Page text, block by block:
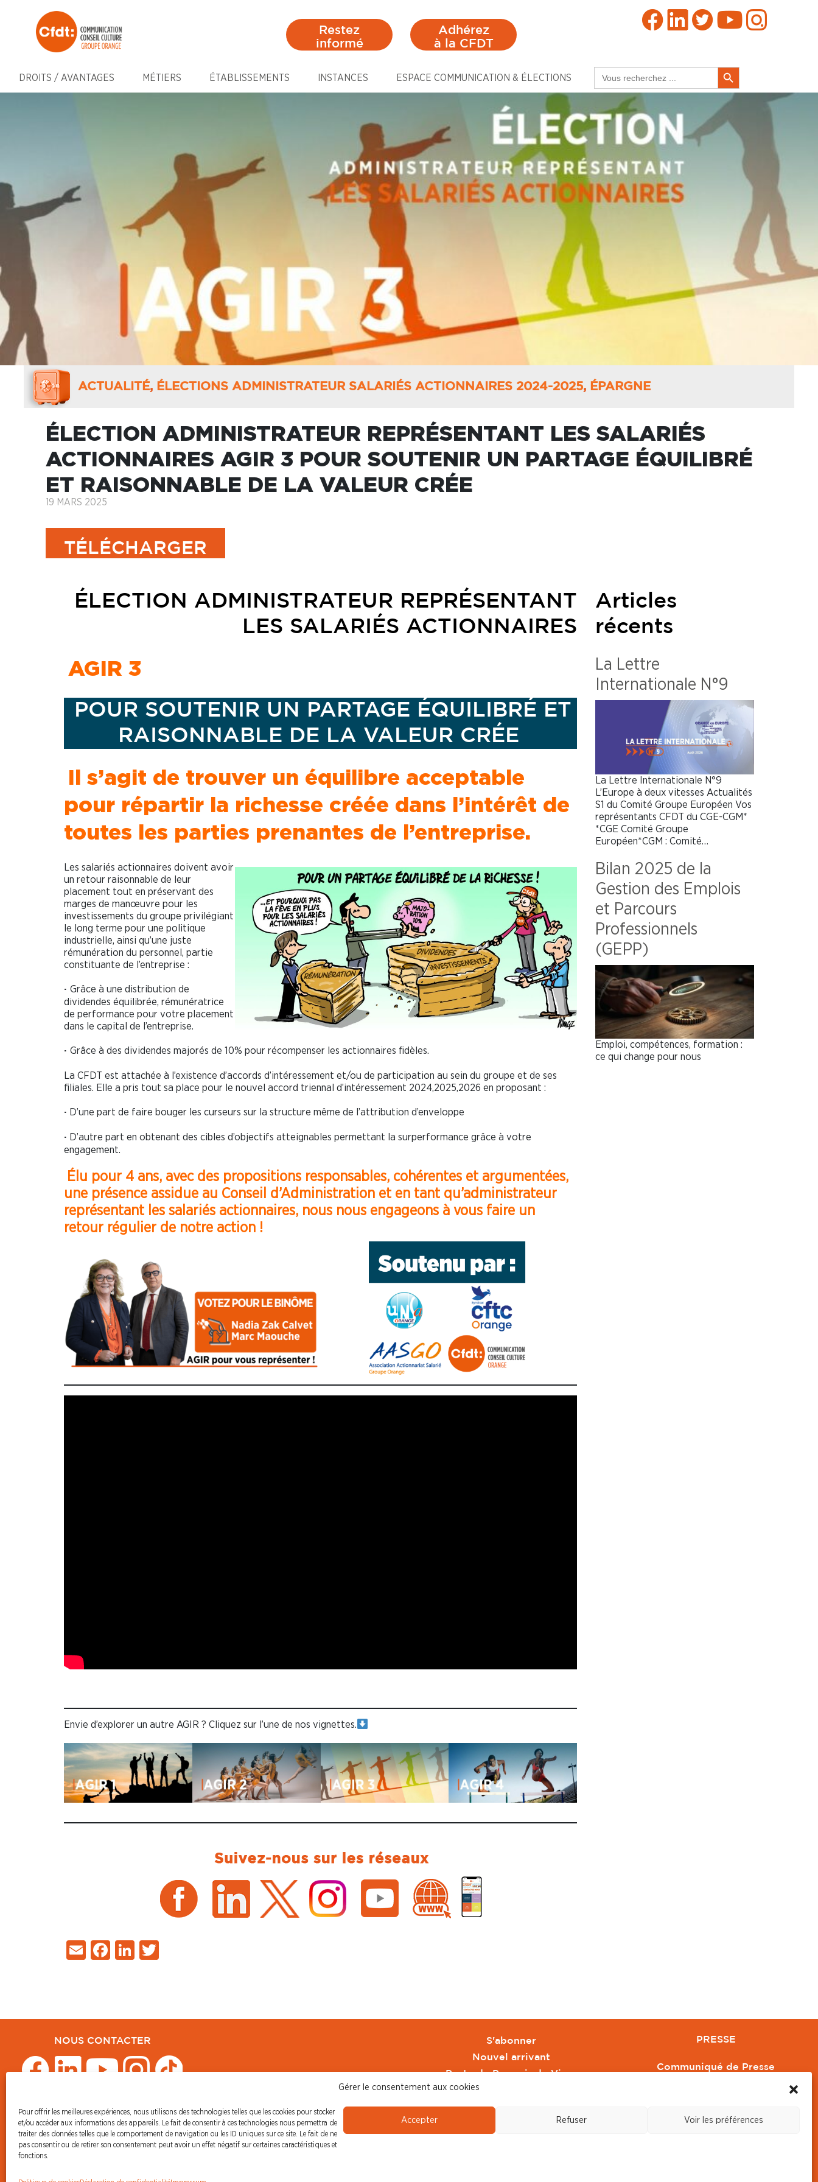
Gérer le consentement aux cookies
Pour offrir les meilleures expériences, nous utilisons des technologies telles que les cookies pour stocker
et/ou accéder aux informations des appareils. Le fait de consentir à ces technologies nous permettra de
traiter des données telles que le comportement de navigation ou les ID uniques sur ce site. Le fait de ne
pas consentir ou de retirer son consentement peut avoir un effet négatif sur certaines caractéristiques et
fonctions.
Accepter Refuser Voir les préférences
Restez
informé
Adhérez
à la CFDT
DROITS / AVANTAGES MÉTIERS ÉTABLISSEMENTS INSTANCES ESPACE COMMUNICATION & ÉLECTIONS
for:
Search Button
ACTUALITÉ, ÉLECTIONS ADMINISTRATEUR SALARIÉS ACTIONNAIRES 2024-2025, ÉPARGNE
ÉLECTION ADMINISTRATEUR REPRÉSENTANT LES SALARIÉS
ACTIONNAIRES AGIR 3 POUR SOUTENIR UN PARTAGE ÉQUILIBRÉ
ET RAISONNABLE DE LA VALEUR CRÉE
19 MARS 2025
TÉLÉCHARGER
ÉLECTION ADMINISTRATEUR REPRÉSENTANT
LES SALARIÉS ACTIONNAIRES
AGIR 3
POUR SOUTENIR UN PARTAGE ÉQUILIBRÉ ET
RAISONNABLE DE LA VALEUR CRÉE
Il s’agit de trouver un équilibre acceptable
pour répartir la richesse créée dans l’intérêt de
toutes les parties prenantes de l’entreprise.
Les salariés actionnaires doivent avoir
un retour raisonnable de leur
placement tout en préservant des
marges de manœuvre pour les
investissements du groupe privilégiant
le long terme pour une politique
industrielle, ainsi qu’une juste
rémunération du personnel, partie
constituante de l’entreprise :
· Grâce à une distribution de
dividendes équilibrée, rémunératrice
de performance pour votre placement
dans le capital de l’entreprise.
· Grâce à des dividendes majorés de 10% pour récompenser les actionnaires fidèles.
La CFDT est attachée à l’existence d’accords d’intéressement et/ou de participation au sein du groupe et de ses
filiales. Elle a pris tout sa place pour le nouvel accord triennal d’intéressement 2024,2025,2026 en proposant :
· D’une part de faire bouger les curseurs sur la structure même de l’attribution d’enveloppe
· D’autre part en obtenant des cibles d’objectifs atteignables permettant la surperformance grâce à votre
engagement.
Élu pour 4 ans, avec des propositions responsables, cohérentes et argumentées,
une présence assidue au Conseil d’Administration et en tant qu’administrateur
représentant les salariés actionnaires, nous nous engageons à vous faire un
retour régulier de notre action !
Envie d’explorer un autre AGIR ? Cliquez sur l’une de nos vignettes.
EmailFacebook
LinkedIn
Articles
récents
La Lettre
Internationale N°9
La Lettre Internationale N°9
L’Europe à deux vitesses Actualités
S1 du Comité Groupe Européen Vos
représentants CFDT du CGE-CGM*
*CGE Comité Groupe
Européen*CGM : Comité…
Bilan 2025 de la
Gestion des Emplois
et Parcours
Professionnels
(GEPP)
Emploi, compétences, formation :
ce qui change pour nous
NOUS CONTACTER
© CFDT Orange
47 AVENUE SIMON BOLIVAR
75950 PARIS CEDEX 19
S'abonner
Nouvel arrivant
Pacte de Pouvoir de Vivre
Toute l'actu CFDT Orange
PRESSE
Communiqué de Presse